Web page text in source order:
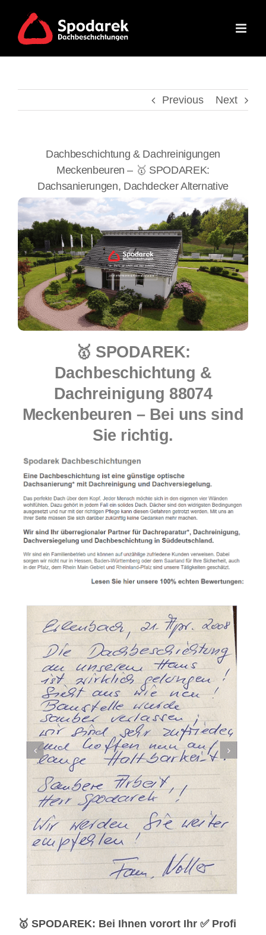
content
Previous Next
Dachbeschichtung & Dachreinigungen
Meckenbeuren – 🥇 SPODAREK:
Dachsanierungen, Dachdecker Alternative
🥇 SPODAREK:
Dachbeschichtung &
Dachreinigung 88074
Meckenbeuren – Bei uns sind
Sie richtig.
🥇 SPODAREK: Bei Ihnen vorort Ihr ✅ Profi